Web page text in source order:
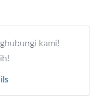
kami!